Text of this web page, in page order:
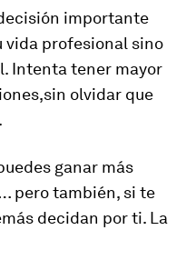
importante
vida profesional sino
Intenta tener mayor
olvidar que
ganar más
pero también, si te
decidan por ti. La